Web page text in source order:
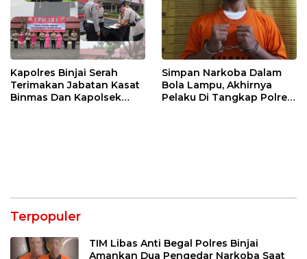
Kapolres Binjai Serah
Terimakan Jabatan Kasat
Binmas Dan Kapolsek
Simpan Narkoba Dalam
Bola Lampu, Akhirnya
Pelaku Di Tangkap Polres
Terpopuler
TIM Libas Anti Begal Polres Binjai
Amankan Dua Pengedar Narkoba Saat